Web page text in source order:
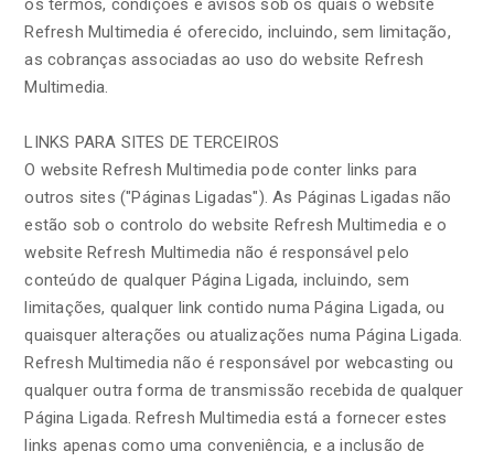
os termos, condições e avisos sob os quais o website
Refresh Multimedia é oferecido, incluindo, sem limitação,
as cobranças associadas ao uso do website Refresh
Multimedia.
LINKS PARA SITES DE TERCEIROS
O website Refresh Multimedia pode conter links para
outros sites ("Páginas Ligadas"). As Páginas Ligadas não
estão sob o controlo do website Refresh Multimedia e o
website Refresh Multimedia não é responsável pelo
conteúdo de qualquer Página Ligada, incluindo, sem
limitações, qualquer link contido numa Página Ligada, ou
quaisquer alterações ou atualizações numa Página Ligada.
Refresh Multimedia não é responsável por webcasting ou
qualquer outra forma de transmissão recebida de qualquer
Página Ligada. Refresh Multimedia está a fornecer estes
links apenas como uma conveniência, e a inclusão de